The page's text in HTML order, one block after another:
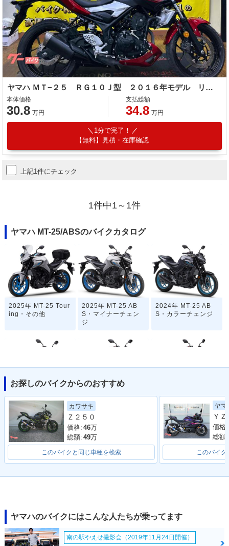
ヤマハ ＭＴ−２５ ＲＧ１０Ｊ型 ２０１６年モデル リアボックス リアキャリア ＵＳＢポート タンクパット
本体価格
30.8 万円
支払総額
34.8 万円
1分で完了！
【無料】見積・在庫確認
上記1件にチェック
1件中1～1件
ヤマハ MT-25/ABSのバイクカタログ
2025年 MT-25 Tour
ing・その他
2025年 MT-25 AB
S・マイナーチェン
ジ
2024年 MT-25 AB
S・カラーチェンジ
2022年 MT-25 AB
S・マイナーチェン
ジ
2021年 MT-25 AB
S・カラーチェンジ
S・マイナーチェン
お探しのバイクからのおすすめ
カワサキ
Ｚ２５０
価格: 46万
総額: 49万
このバイクと同じ車種を検索
ヤマ
価格:
総額:
このバイク
ヤマハのバイクにはこんな人たちが乗ってます
南の駅やえせ撮影会（2019年11月24日開催）